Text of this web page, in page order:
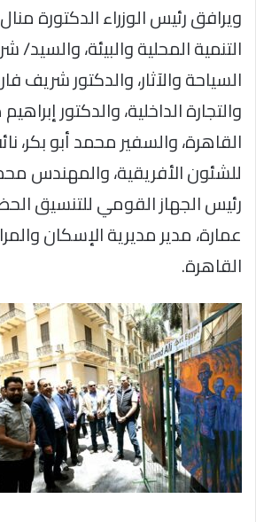
ويرافق رئيس الوزراء الدكتورة
التنمية المحلية والبيئة،
السياحة والآثار، والدكتور شريف
والتجارة الداخلية، والدكتور
القاهرة، والسفير محمد أبو بكر،
للشئون الأفريقية، والمهندس
رئيس الجهاز القومي للتنسيق
عمارة، مدير مديرية الإسكان
القاهرة.